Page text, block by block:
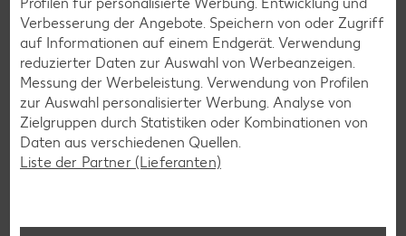
Rezepte entdecken
Verbesserung der Angebote. Speichern von oder Zugriff
auf Informationen auf einem Endgerät. Verwendung
reduzierter Daten zur Auswahl von Werbeanzeigen.
Messung der Werbeleistung. Verwendung von Profilen
zur Auswahl personalisierter Werbung. Analyse von
Zielgruppen durch Statistiken oder Kombinationen von
Daten aus verschiedenen Quellen.
Liste der Partner (Lieferanten)